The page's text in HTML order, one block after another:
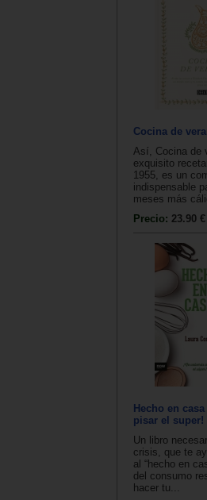
Cocina de
Así, Cocina de
exquisito
1955, es un
indispensable
meses más
Precio: 23.90 €
Hecho en
pisar el super!
Un libro
crisis, que te
al “hecho en
del consumo
hacer tu...